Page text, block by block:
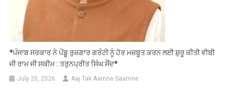
*ਪੰਜਾਬ ਸਰਕਾਰ ਨੇ ਪੇਂਡੂ ਰੁਜ਼ਗਾਰ ਗਰੰਟੀ ਨੂੰ ਹੋਰ ਮਜ਼ਬੂਤ ਕਰਨ ਲਈ ਸ਼ੁਰੂ ਕੀਤੀ ਵੀਬੀ
ਜੀ ਰਾਮ ਜੀ ਸਕੀਮ : ਤਰੁਨਪ੍ਰੀਤ ਸਿੰਘ ਸੌਂਦ*
July 20, 2026 Aaj Tak Aamne Saamne